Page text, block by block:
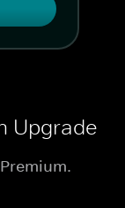
Upgrade